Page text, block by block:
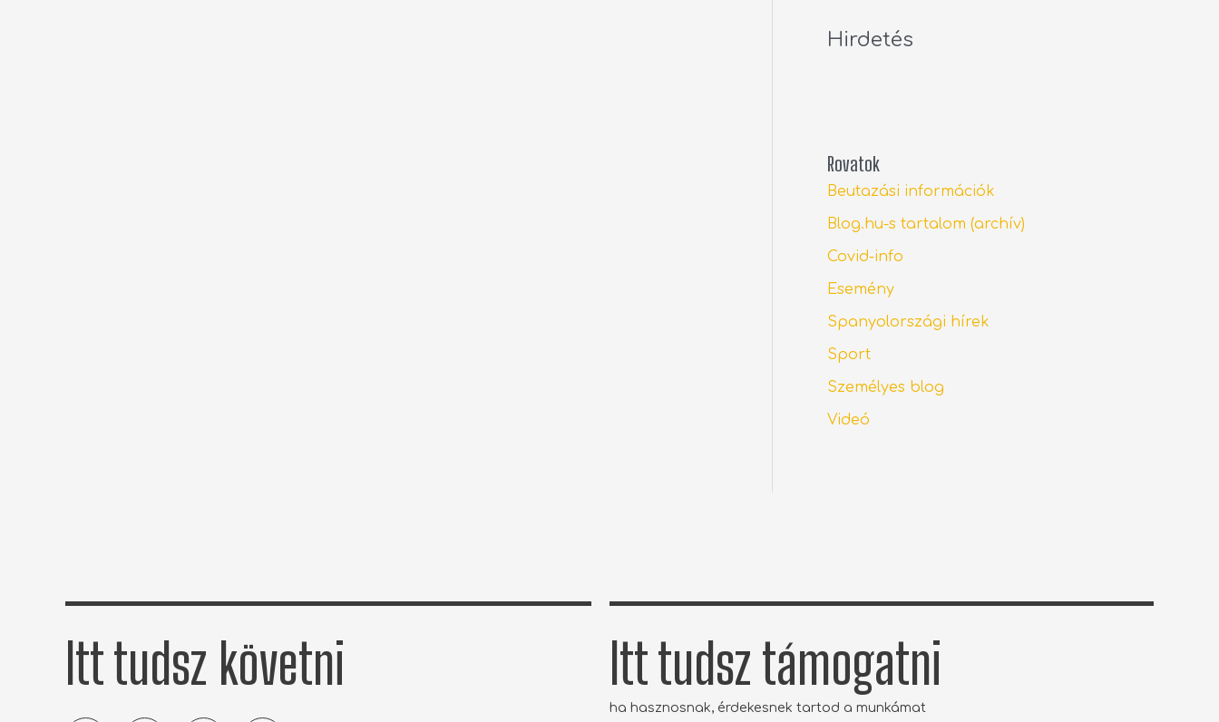
Hirdetés
Rovatok
Beutazási információk
Blog.hu-s tartalom (archív)
Covid-info
Esemény
Spanyolországi hírek
Sport
Személyes blog
Videó
Itt tudsz követni Itt tudsz támogatni
ha hasznosnak, érdekesnek tartod a munkámat